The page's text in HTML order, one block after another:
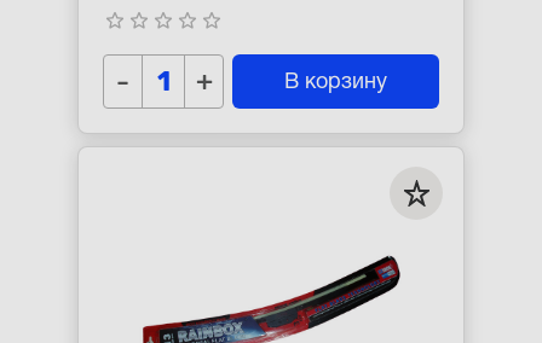
star_border star_border star_border star_border star_border
- + В корзину